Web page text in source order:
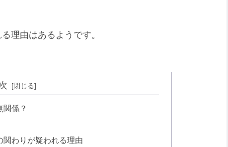
理由はあるようです。
係？
わりが疑われる理由